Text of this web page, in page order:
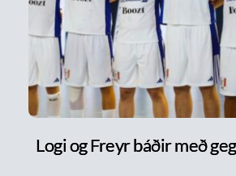
Logi og Freyr báðir með